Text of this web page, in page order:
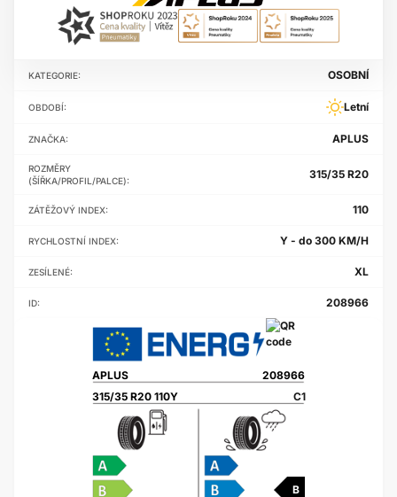
KATEGORIE: OSOBNÍ
OBDOBÍ: Letní
ZNAČKA: APLUS
ROZMĚRY
(ŠÍŘKA/PROFIL/PALCE):
315/35 R20
ZÁTĚŽOVÝ INDEX: 110
RYCHLOSTNÍ INDEX: Y - do 300 KM/H
ZESÍLENÉ: XL
ID: 208966
315/35 R20 110Y
APLUS 208966
B
C1